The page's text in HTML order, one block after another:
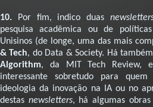
10. Por fim, indico duas
pesquisa acadêmica ou de
Unisinos (de longe, uma das mais
& Tech, do Data & Society. Há também
Algorithm, da MIT Tech Review,
interessante sobretudo para
ideologia da inovação na IA ou no
destas newsletters, há algumas